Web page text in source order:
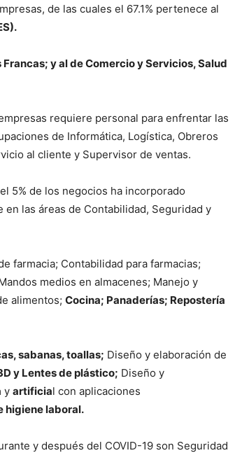
de las cuales el 67.1% pertenece al
Francas; y al de Comercio y Servicios, Salud
requiere personal para enfrentar las
de Informática, Logística, Obreros
al cliente y Supervisor de ventas.
5% de los negocios ha incorporado
las áreas de Contabilidad, Seguridad y
farmacia; Contabilidad para farmacias;
medios en almacenes; Manejo y
alimentos; Cocina; Panaderías; Repostería
sabanas, toallas; Diseño y elaboración de
y Lentes de plástico; Diseño y
y artificial con aplicaciones
higiene laboral.
y después del COVID-19 son Seguridad